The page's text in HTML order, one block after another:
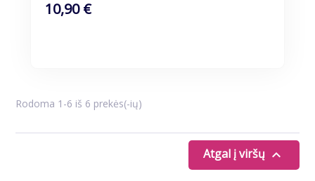
10,90 €
Rodoma 1-6 iš 6 prekės(-ių)
Atgal į viršų 